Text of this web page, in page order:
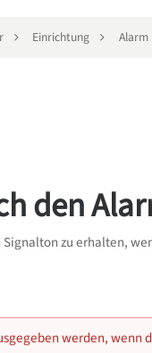
Einrichtung Alarm
den
zu erhalten,
werden, wenn